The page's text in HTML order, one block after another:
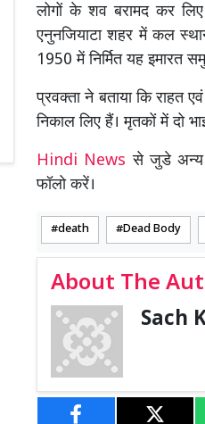
लोगों के शव बरामद कर लिए
एनुनजियाटा शहर में कल
1950 में निर्मित यह इमारत
प्रवक्ता ने बताया कि राहत
निकाल लिए हैं। मृतकों में दो
Hindi Newsसे जुडे अन्य
फॉलो करें।
death Dead Body
About The
Sach